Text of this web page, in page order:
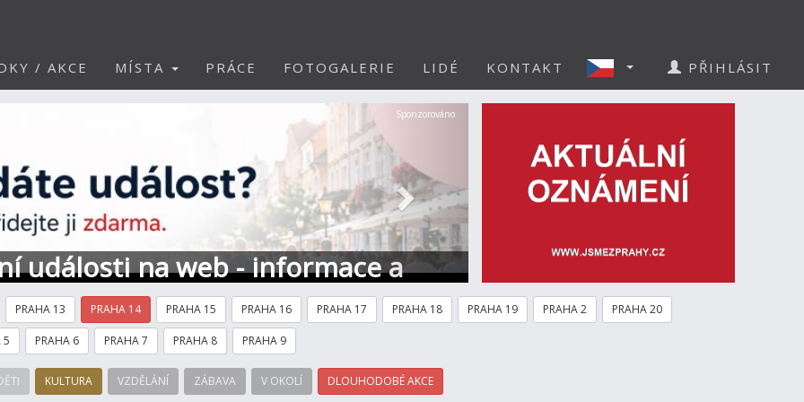
/ AKCE MÍSTA PRÁCE FOTOGALERIE LIDÉ KONTAKT PŘIHLÁSIT
události na web - informace a
Další
Sponzorováno
PRAHA 13 PRAHA 14 PRAHA 15 PRAHA 16 PRAHA 17 PRAHA 18 PRAHA 19 PRAHA 2 PRAHA 20
5 PRAHA 6 PRAHA 7 PRAHA 8 PRAHA 9
KULTURA VZDĚLÁNÍ ZÁBAVA V OKOLÍ DLOUHODOBÉ AKCE